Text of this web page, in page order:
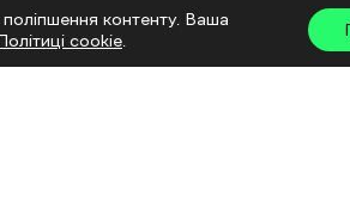
дозволяється лише за наявності активного
та інтегрованих продуктів дозволяється за умови
ГО «Ґвара Медіа», 61057, Харків, вул. Гоголя, 14,
контенту. Ваша
Політиці cookie